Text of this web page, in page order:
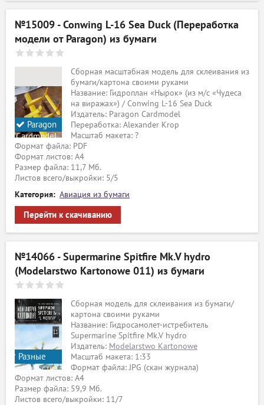
№15009 - Conwing L-16 Sea Duck (Переработка
модели от Paragon) из бумаги
Paragon
Cardmodel
Сборная масштабная модель для склеивания из
бумаги/картона своими руками
Название: Гидроплан «Нырок» (из м/c «Чудеса
на виражах») / Conwing L-16 Sea Duck
Издатель: Paragon Cardmodel
Переработка: Alexander Krop
Масштаб макета: ?
Формат файла: PDF
Формат листов: A4
Размер файла: 11,7 Мб.
Листов всего/выкройки: 5/5
Категория: Авиация из бумаги
Перейти к скачиванию
№14066 - Supermarine Spitfire Mk.V hydro
(Modelarstwo Kartonowe 011) из бумаги
Разные
издательства
Сборная модель для склеивания из бумаги/
картона своими руками
Название: Гидросамолет-истребитель
Supermarine Spitfire Mk.V hydro
Издатель: Modelarstwo Kartonowe
Масштаб макета: 1:33
Формат файла: JPG (скан журнала)
Формат листов: A4
Размер файла: 59,9 Мб.
Листов всего/выкройки: 11/7